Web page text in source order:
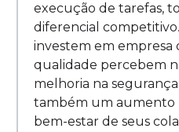
execução de tarefas,
diferencial
investem em empresa
qualidade percebem
melhoria na
também um aumento
bem-estar de seus